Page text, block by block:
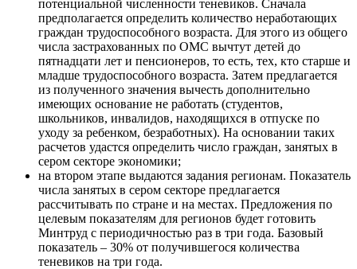
потенциальной численности теневиков. Сначала
предполагается определить количество неработающих
граждан трудоспособного возраста. Для этого из общего
числа застрахованных по ОМС вычтут детей до
пятнадцати лет и пенсионеров, то есть, тех, кто старше и
младше трудоспособного возраста. Затем предлагается
из полученного значения вычесть дополнительно
имеющих основание не работать (студентов,
школьников, инвалидов, находящихся в отпуске по
уходу за ребенком, безработных). На основании таких
расчетов удастся определить число граждан, занятых в
сером секторе экономики;
на втором этапе выдаются задания регионам. Показатель
числа занятых в сером секторе предлагается
рассчитывать по стране и на местах. Предложения по
целевым показателям для регионов будет готовить
Минтруд с периодичностью раз в три года. Базовый
показатель – 30% от получившегося количества
теневиков на три года.